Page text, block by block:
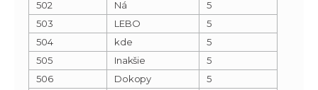
502
Ná
5
503
LEBO
5
504
kde
5
505
Inakšie
5
506
Dokopy
5